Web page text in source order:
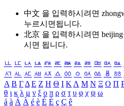
中文 을 입력하시려면
누르시면됩니다.
北京 을 입력하시려면 beijing
시면 됩니다.
ㅥ ㅦ ㅧ ㅨ ㅩ ㅪ ㅫ ㅬ ㅭ ㅮ ㅯ ㅰ
ㅺ ㅻ ㅼ ㅽ ㅾ ㅿ ㆀ ㆁ ㆂ ㆃ ㆄ ㆅ
Α Β ΓΔ Ε Ζ Η Θ Ι ΚΛ Μ Ν Ξ Ο Π
θ ι κ λ μ ν ξ ο π ρ σ τ υ φ χ ψ ω
á à Á À é è É È ç Ç ê